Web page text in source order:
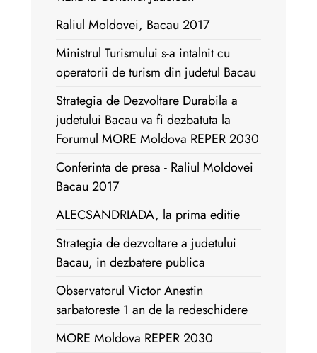
Raliul Moldovei, Bacau 2017
Ministrul Turismului s-a intalnit cu
operatorii de turism din judetul Bacau
Strategia de Dezvoltare Durabila a
judetului Bacau va fi dezbatuta la
Forumul MORE Moldova REPER 2030
Conferinta de presa - Raliul Moldovei
Bacau 2017
ALECSANDRIADA, la prima editie
Strategia de dezvoltare a judetului
Bacau, in dezbatere publica
Observatorul Victor Anestin
sarbatoreste 1 an de la redeschidere
MORE Moldova REPER 2030